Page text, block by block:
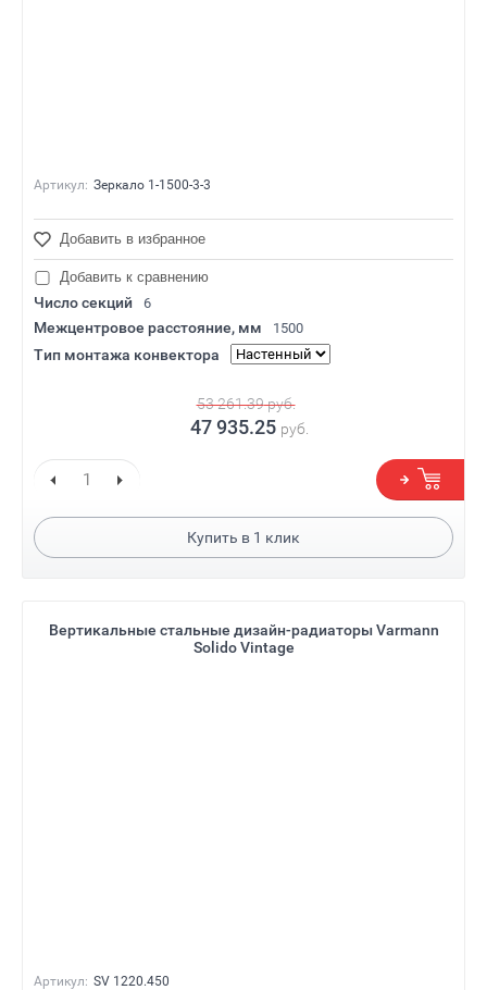
Артикул: Зеркало 1-1500-3-3
Добавить в избранное
Добавить к сравнению
Число секций 6
Межцентровое расстояние, мм 1500
Тип монтажа конвектора
53 261.39руб.
47 935.25 руб.
Купить в 1 клик
Вертикальные стальные дизайн-радиаторы Varmann
Solido Vintage
Артикул: SV 1220.450